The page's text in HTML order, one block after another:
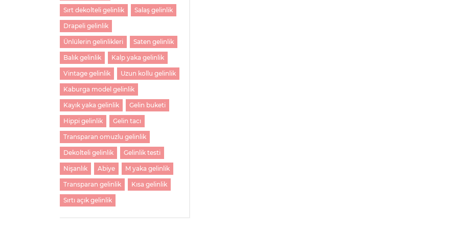
Sırt dekolteli gelinlik Salaş gelinlik
Drapeli gelinlik
Ünlülerin gelinlikleri Saten gelinlik
Balık gelinlik Kalp yaka gelinlik
Vintage gelinlik Uzun kollu gelinlik
Kaburga model gelinlik
Kayık yaka gelinlik Gelin buketi
Hippi gelinlik Gelin tacı
Transparan omuzlu gelinlik
Dekolteli gelinlik Gelinlik testi
Nişanlık Abiye M yaka gelinlik
Transparan gelinlik Kısa gelinlik
Sırtı açık gelinlik